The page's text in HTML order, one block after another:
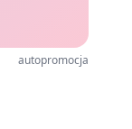
autopromocja